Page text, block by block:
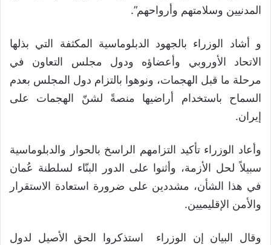
المدنيين وسلامتهم وأرواحهم”.
و أشاد الوزراء بالجهود الدبلوماسية المكثفة التي بذلها
الاتحاد الأوروبي وأعضاؤه ودول مجلس التعاون في
مرحلة ما قبل الهجمات، ونوهوا بالتزام دول المجلس بعدم
السماح باستخدام أراضيها منصةً لشنّ الهجمات على
إيران.
وأعاد الوزراء تأكيد التزامهم الراسخ بالحوار والدبلوماسية
سبيلاً لحل الأزمة، وأثنوا على الدور البنّاء لسلطنة عُمان
في هذا الشأن، مشددين على ضرورة استعادة الاستقرار
والأمن الإقليميين.
وقال البيان إن الوزراء استذكروا الحق الأصيل لدول